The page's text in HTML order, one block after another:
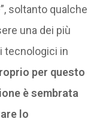
soltanto qualche
una dei più
tecnologici in
per questo
è sembrata
lo